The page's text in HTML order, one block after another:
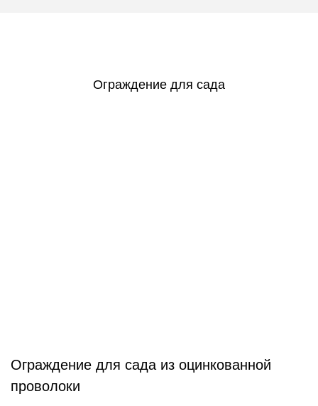
Ограждение для сада
Ограждение для сада из оцинкованной
проволоки